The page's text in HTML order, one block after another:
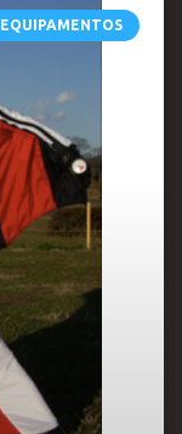
EQUIPAMENTOS